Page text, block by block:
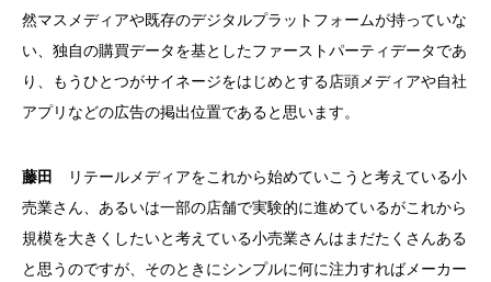
然マスメディアや既存のデジタルプラットフォームが持っていな
い、独自の購買データを基としたファーストパーティデータであ
り、もうひとつがサイネージをはじめとする店頭メディアや自社
アプリなどの広告の掲出位置であると思います。
藤田
リテールメディアをこれから始めていこうと考えている小
売業さん、あるいは一部の店舗で実験的に進めているがこれから
規模を大きくしたいと考えている小売業さんはまだたくさんある
と思うのですが、そのときにシンプルに何に注力すればメーカー